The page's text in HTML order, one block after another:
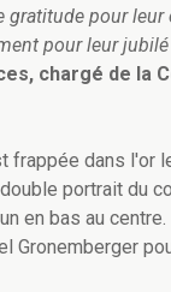
gratitude pour
pour leur
chargé de la
frappée dans l'or
portrait du
en bas au
Gronemberger